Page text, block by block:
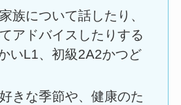
族について話したり、
アドバイスしたりする
いL1、初級2A2かつど
きな季節や、健康のた